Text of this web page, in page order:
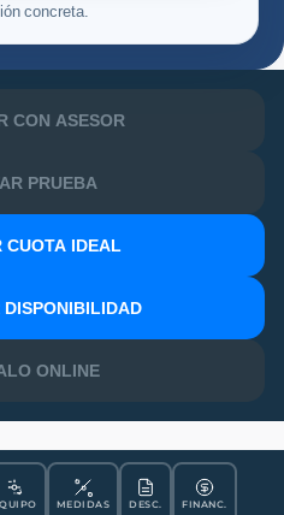
concreta.
CON ASESOR
PRUEBA
CUOTA IDEAL
ONLINE
MEDIDAS DESC. FINANC.